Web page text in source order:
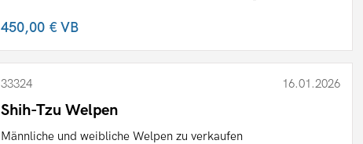
450,00 €VB
33324 16.01.2026
Shih-Tzu Welpen
Männliche und weibliche Welpen zu verkaufen